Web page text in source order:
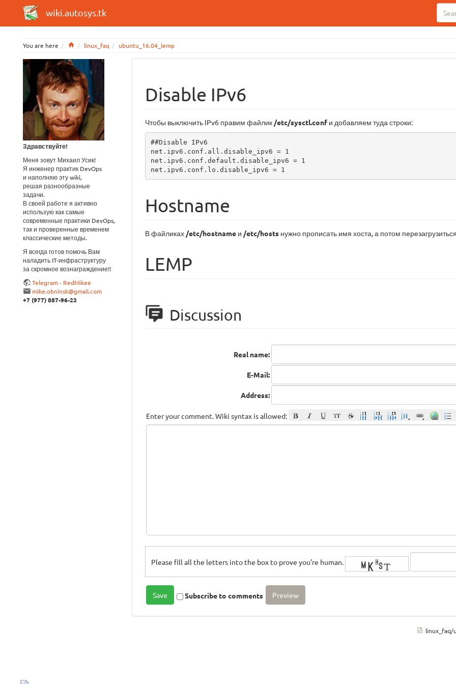
wiki.autosys.tk
You are here Homelinux_faq ubuntu_16.04_lemp
Здравствуйте!
Меня зовут Михаил Усик!
Я инженер практик DevOps
и наполняю эту wiki,
решая разнообразные
задачи.
В своей работе я активно
использую как самые
современные практики DevOps,
так и проверенные временем
классические методы.
Я всегда готов помочь Вам
наладить IT-инфраструктуру
за скромное вознаграждение!!
Telegram - RedMikee
mike.obninsk@gmail.com
+7 (977) 887-96-23
Disable IPv6
Чтобы выключить IPv6 правим файлик /etc/sysctl.conf и добавляем туда строки:
##Disable IPv6
net.ipv6.conf.all.disable_ipv6 = 1
net.ipv6.conf.default.disable_ipv6 = 1
net.ipv6.conf.lo.disable_ipv6 = 1
Hostname
В файликах /etc/hostname и /etc/hosts нужно прописать имя хоста, а потом
LEMP
Discussion
Real name:
E-Mail:
Address:
Enter your comment. Wiki syntax is allowed:
Please fill all the letters into the box to prove you're human.
Subscribe to comments
linux_faq/